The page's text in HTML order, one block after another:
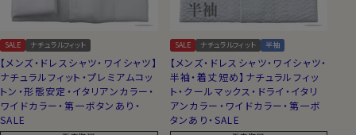
SALE ナチュラルフィット
【メンズ・ドレスシャツ・ワイシャツ】
ナチュラルフィット・プレミアムコッ
トン・形態安定・イタリアンカラー・
ワイドカラー・第一ボタンあり・
SALE
SALE ナチュラルフィット 半袖
【メンズ・ドレスシャツ・ワイシャツ・
半袖・着丈短め】ナチュラルフィッ
ト・クールマックス・ドライ・イタリ
アンカラー・ワイドカラー・第一ボ
タンあり・SALE